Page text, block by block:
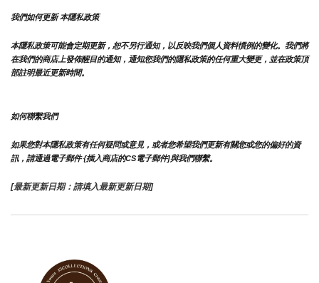
我們如何更新 本隱私政策
本隱私政策可能會定期更新，恕不另行通知，以反映我們個人資料慣例的變化。我們將
在我們的商店上發佈醒目的通知，通知您我們的隱私政策的任何重大變更，並在政策頂
部註明最近更新時間。
如何聯繫我們
如果您對本隱私政策有任何疑問或意見，或者您希望我們更新有關您或您的偏好的資
訊，請通過電子郵件 {插入商店的CS電子郵件]與我們聯繫。
[最新更新日期：請填入最新更新日期]